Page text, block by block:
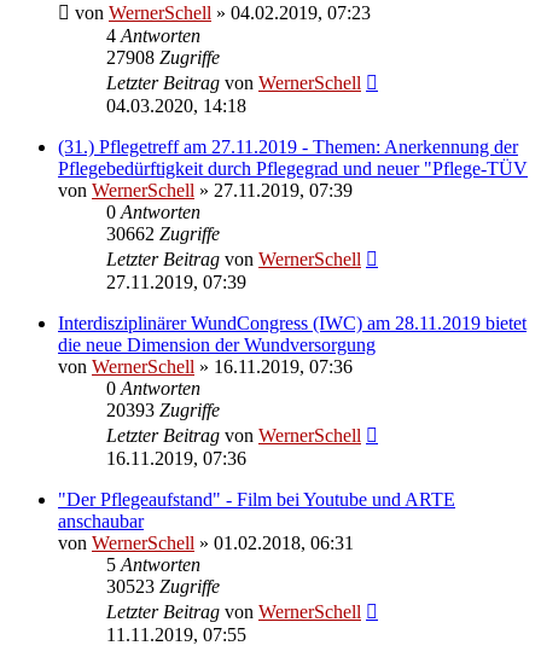
von WernerSchell » 04.02.2019, 07:23
4 Antworten
27908 Zugriffe
Letzter Beitrag von WernerSchell
04.03.2020, 14:18
(31.) Pflegetreff am 27.11.2019 - Themen: Anerkennung der
Pflegebedürftigkeit durch Pflegegrad und neuer "Pflege-TÜV
von WernerSchell » 27.11.2019, 07:39
0 Antworten
30662 Zugriffe
Letzter Beitrag von WernerSchell
27.11.2019, 07:39
Interdisziplinärer WundCongress (IWC) am 28.11.2019 bietet
die neue Dimension der Wundversorgung
von WernerSchell » 16.11.2019, 07:36
0 Antworten
20393 Zugriffe
Letzter Beitrag von WernerSchell
16.11.2019, 07:36
"Der Pflegeaufstand" - Film bei Youtube und ARTE
anschaubar
von WernerSchell » 01.02.2018, 06:31
5 Antworten
30523 Zugriffe
Letzter Beitrag von WernerSchell
11.11.2019, 07:55